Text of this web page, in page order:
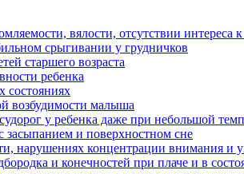
вялости, отсутствии
срыгивании у грудничков
старшего возраста
ребенка
состояниях
возбудимости малыша
у ребенка даже при небольшой
засыпанием и поверхностном сне
нарушениях концентрации внимания и
и конечностей при плаче и в